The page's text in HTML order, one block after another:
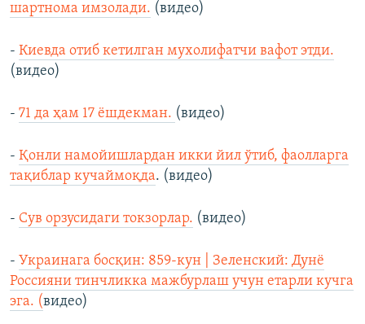
шартнома имзолади. (видео)
- Киевда отиб кетилган мухолифатчи вафот этди.
(видео)
- 71 да ҳам 17 ёшдeкман. (видео)
- Қонли намойишлардан икки йил ўтиб, фаолларга
тақиблар кучаймоқда. (видео)
- Сув орзусидаги токзорлар. (видео)
- Украинага босқин: 859-кун | Зеленский: Дунё
Россияни тинчликка мажбурлаш учун етарли кучга
эга. (видео)